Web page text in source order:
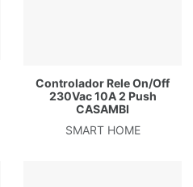
Controlador Rele On/Off
230Vac 10A 2 Push
CASAMBI
SMART HOME